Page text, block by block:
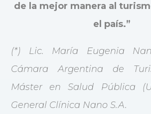
de la mejor manera al
el país.”
(*) Lic. María Eugenia
Cámara Argentina de
Máster en Salud Pública
General Clínica Nano S.A.